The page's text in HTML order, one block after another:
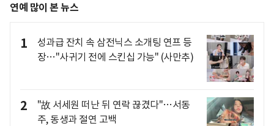
연예 많이 본 뉴스
1
성과급 잔치 속 삼전닉스 소개팅 연프 등
장…"사귀기 전에 스킨십 가능" (사만추)
2
"故 서세원 떠난 뒤 연락 끊겼다"…서동
주, 동생과 절연 고백